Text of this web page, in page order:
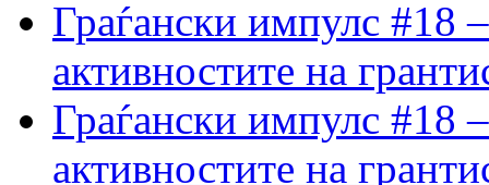
Граѓански импулс #18
активностите на
Граѓански импулс #18
активностите на